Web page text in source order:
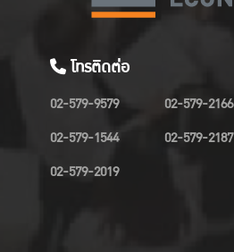
โทรติดต่อ
02-579-9579
02-579-1544
02-579-2019
02-579-2166
02-579-2187